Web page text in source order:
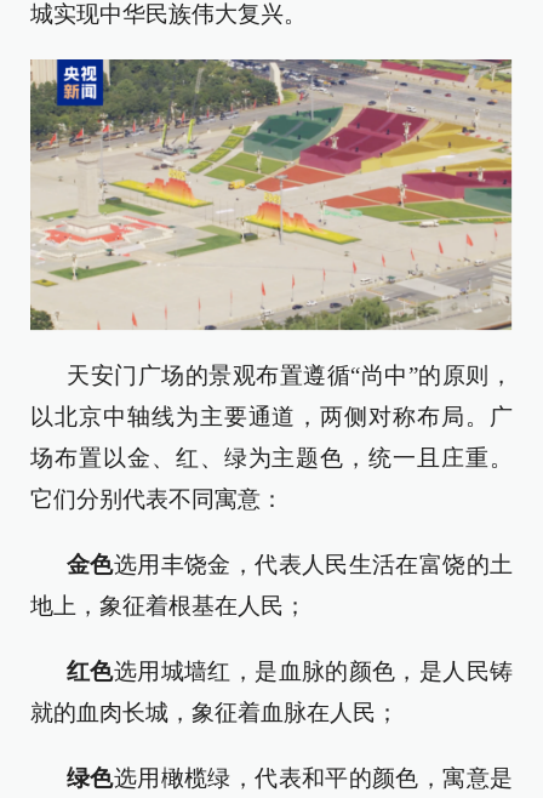
城实现中华民族伟大复兴。
天安门广场的景观布置遵循“尚中”的原则，
以北京中轴线为主要通道，两侧对称布局。广
场布置以金、红、绿为主题色，统一且庄重。
它们分别代表不同寓意：
金色选用丰饶金，代表人民生活在富饶的土
地上，象征着根基在人民；
红色选用城墙红，是血脉的颜色，是人民铸
就的血肉长城，象征着血脉在人民；
绿色选用橄榄绿，代表和平的颜色，寓意是